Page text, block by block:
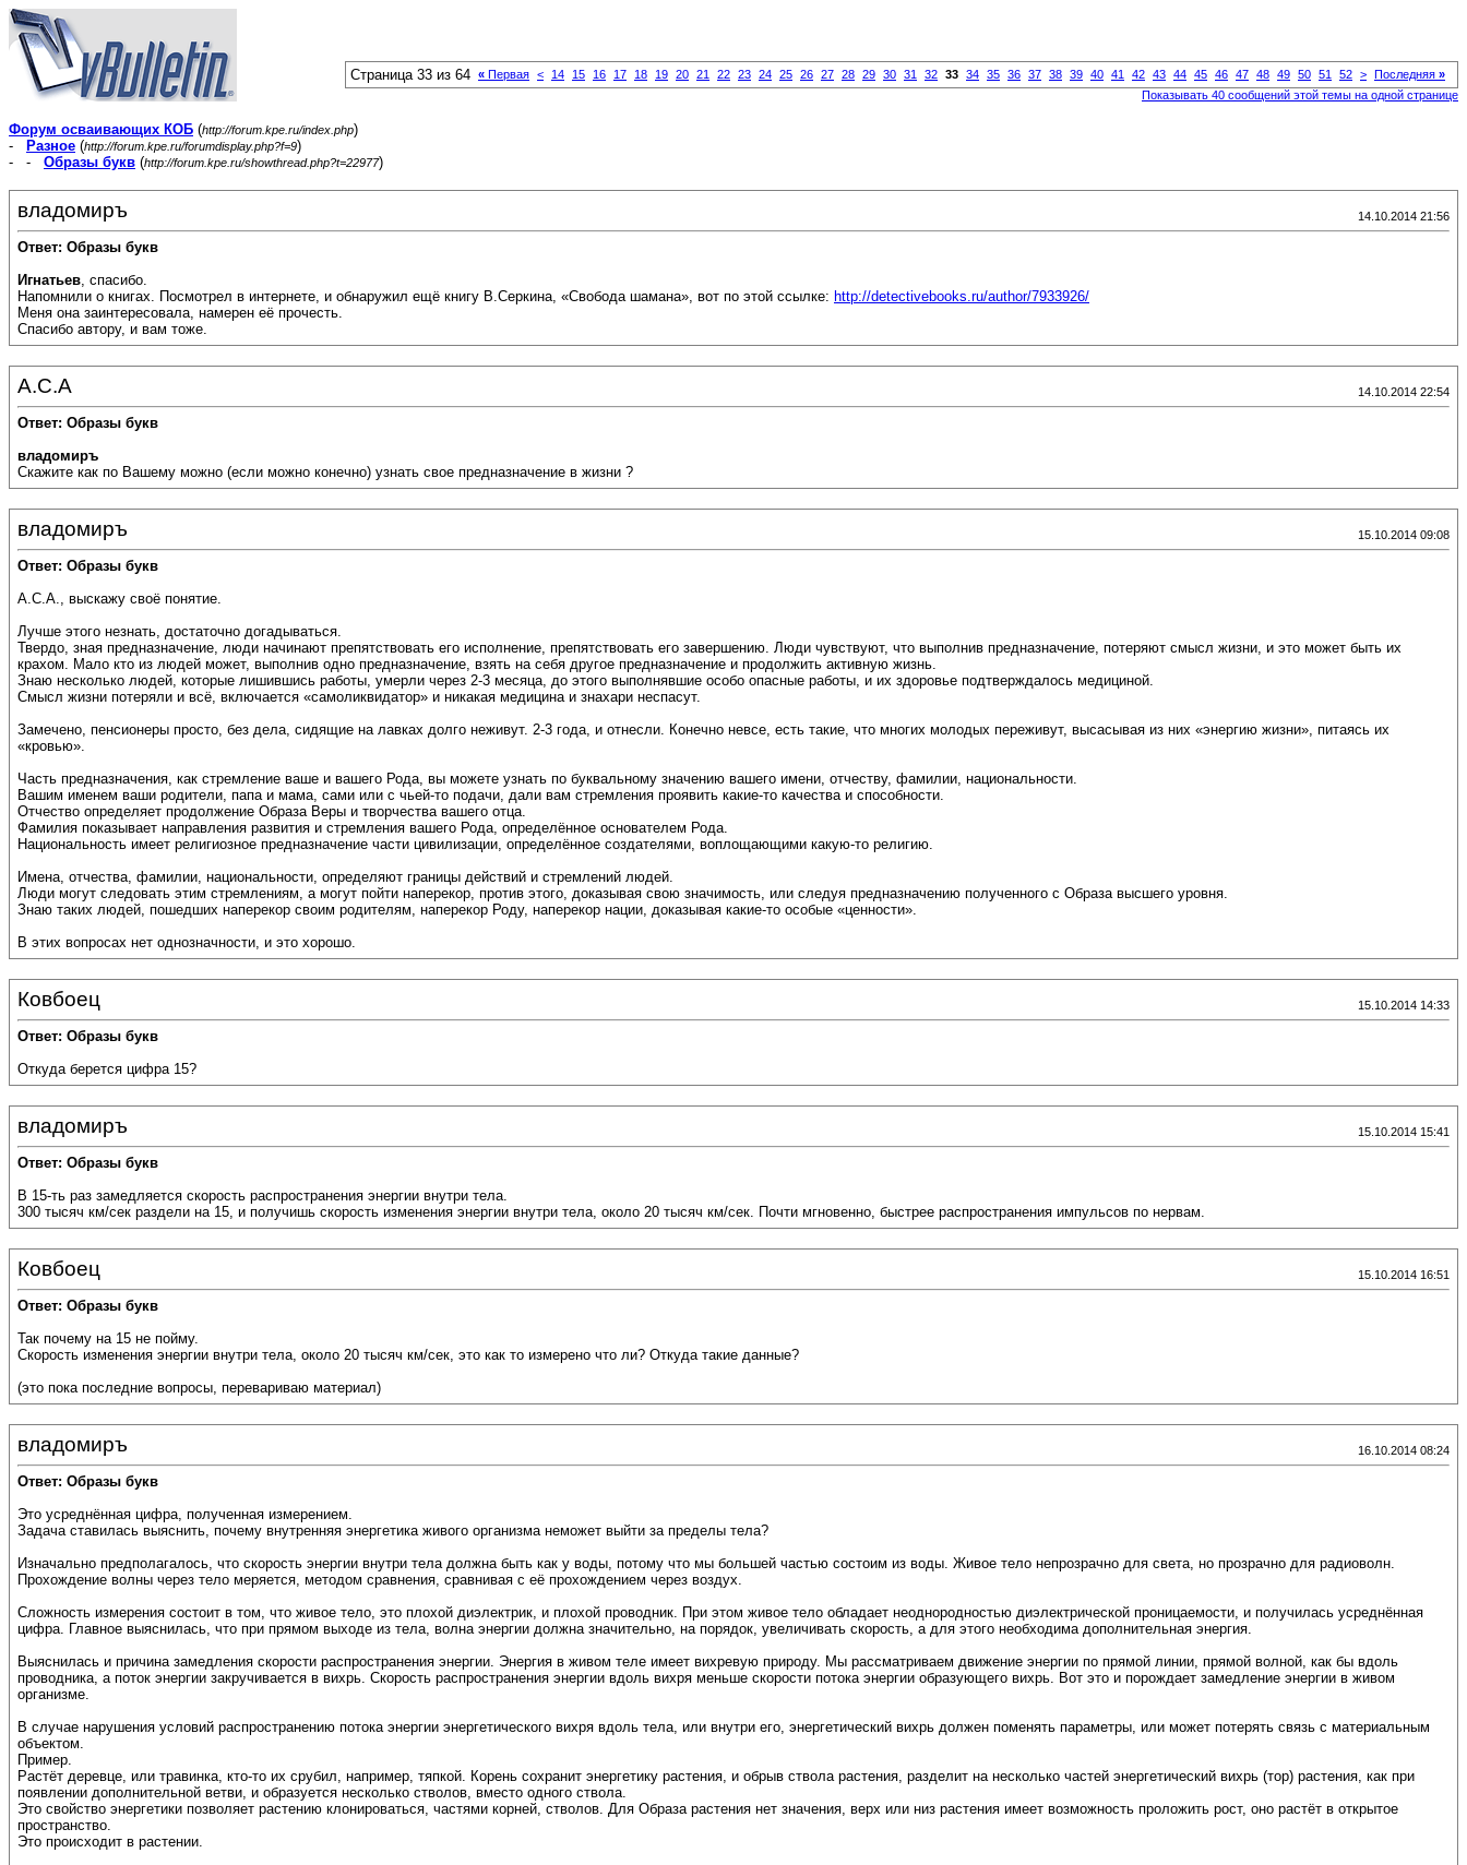
Страница 33 из 64 « Первая < 14 15 16 17 18 19 20 21 22 23 24 25 26 27 28 29 30 31 32 33 34 35 36 37 38 39 40 41 42 43 44 45 46 47 48 49 50 51 52 > Последняя »
Показывать 40 сообщений этой темы на одной странице
Форум осваивающих КОБ (http://forum.kpe.ru/index.php)
-
Разное (http://forum.kpe.ru/forumdisplay.php?f=9)
- - Образы букв (http://forum.kpe.ru/showthread.php?t=22977)
владомиръ 14.10.2014 21:56
Ответ: Образы букв
Игнатьев, спасибо.
Напомнили о книгах. Посмотрел в интернете, и обнаружил ещё книгу В.Серкина, «Свобода шамана», вот по этой ссылке: http://detectivebooks.ru/author/7933926/
Меня она заинтересовала, намерен её прочесть.
Спасибо автору, и вам тоже.
А.С.А 14.10.2014 22:54
Ответ: Образы букв
владомиръ
Скажите как по Вашему можно (если можно конечно) узнать свое предназначение в жизни ?
владомиръ 15.10.2014 09:08
Ответ: Образы букв
А.С.А., выскажу своё понятие.
Лучше этого незнать, достаточно догадываться.
Твердо, зная предназначение, люди начинают препятствовать его исполнение, препятствовать его завершению. Люди чувствуют, что выполнив предназначение, потеряют смысл жизни, и это может быть их
крахом. Мало кто из людей может, выполнив одно предназначение, взять на себя другое предназначение и продолжить активную жизнь.
Знаю несколько людей, которые лишившись работы, умерли через 2-3 месяца, до этого выполнявшие особо опасные работы, и их здоровье подтверждалось медициной.
Смысл жизни потеряли и всё, включается «самоликвидатор» и никакая медицина и знахари неспасут.
Замечено, пенсионеры просто, без дела, сидящие на лавках долго неживут. 2-3 года, и отнесли. Конечно невсе, есть такие, что многих молодых переживут, высасывая из них «энергию жизни», питаясь их
«кровью».
Часть предназначения, как стремление ваше и вашего Рода, вы можете узнать по буквальному значению вашего имени, отчеству, фамилии, национальности.
Вашим именем ваши родители, папа и мама, сами или с чьей-то подачи, дали вам стремления проявить какие-то качества и способности.
Отчество определяет продолжение Образа Веры и творчества вашего отца.
Фамилия показывает направления развития и стремления вашего Рода, определённое основателем Рода.
Национальность имеет религиозное предназначение части цивилизации, определённое создателями, воплощающими какую-то религию.
Имена, отчества, фамилии, национальности, определяют границы действий и стремлений людей.
Люди могут следовать этим стремлениям, а могут пойти наперекор, против этого, доказывая свою значимость, или следуя предназначению полученного с Образа высшего уровня.
Знаю таких людей, пошедших наперекор своим родителям, наперекор Роду, наперекор нации, доказывая какие-то особые «ценности».
В этих вопросах нет однозначности, и это хорошо.
Ковбоец 15.10.2014 14:33
Ответ: Образы букв
Откуда берется цифра 15?
владомиръ 15.10.2014 15:41
Ответ: Образы букв
В 15-ть раз замедляется скорость распространения энергии внутри тела.
300 тысяч км/сек раздели на 15, и получишь скорость изменения энергии внутри тела, около 20 тысяч км/сек. Почти мгновенно, быстрее распространения импульсов по нервам.
Ковбоец 15.10.2014 16:51
Ответ: Образы букв
Так почему на 15 не пойму.
Скорость изменения энергии внутри тела, около 20 тысяч км/сек, это как то измерено что ли? Откуда такие данные?
(это пока последние вопросы, перевариваю материал)
владомиръ 16.10.2014 08:24
Ответ: Образы букв
Это усреднённая цифра, полученная измерением.
Задача ставилась выяснить, почему внутренняя энергетика живого организма неможет выйти за пределы тела?
Изначально предполагалось, что скорость энергии внутри тела должна быть как у воды, потому что мы большей частью состоим из воды. Живое тело непрозрачно для света, но прозрачно для радиоволн.
Прохождение волны через тело меряется, методом сравнения, сравнивая с её прохождением через воздух.
Сложность измерения состоит в том, что живое тело, это плохой диэлектрик, и плохой проводник. При этом живое тело обладает неоднородностью диэлектрической проницаемости, и получилась усреднённая
цифра. Главное выяснилась, что при прямом выходе из тела, волна энергии должна значительно, на порядок, увеличивать скорость, а для этого необходима дополнительная энергия.
Выяснилась и причина замедления скорости распространения энергии. Энергия в живом теле имеет вихревую природу. Мы рассматриваем движение энергии по прямой линии, прямой волной, как бы вдоль
проводника, а поток энергии закручивается в вихрь. Скорость распространения энергии вдоль вихря меньше скорости потока энергии образующего вихрь. Вот это и порождает замедление энергии в живом
организме.
В случае нарушения условий распространению потока энергии энергетического вихря вдоль тела, или внутри его, энергетический вихрь должен поменять параметры, или может потерять связь с материальным
объектом.
Пример.
Растёт деревце, или травинка, кто-то их срубил, например, тяпкой. Корень сохранит энергетику растения, и обрыв ствола растения, разделит на несколько частей энергетический вихрь (тор) растения, как при
появлении дополнительной ветви, и образуется несколько стволов, вместо одного ствола.
Это свойство энергетики позволяет растению клонироваться, частями корней, стволов. Для Образа растения нет значения, верх или низ растения имеет возможность проложить рост, оно растёт в открытое
пространство.
Это происходит в растении.